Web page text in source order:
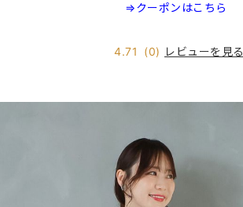
⇒クーポンはこちら
4.71 (0) レビューを見る